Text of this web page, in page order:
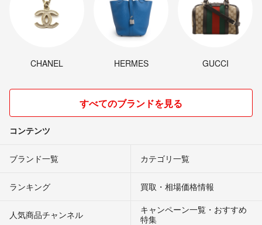
CHANEL HERMES GUCCI
すべてのブランドを見る
コンテンツ
ブランド一覧 カテゴリ一覧
ランキング 買取・相場価格情報
人気商品チャンネル
キャンペーン一覧・おすすめ
特集